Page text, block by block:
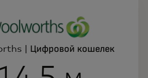
| Цифровой кошелек